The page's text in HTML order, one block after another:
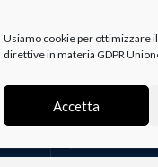
Usiamo cookie per ottimizzare
direttive in materia GDPR
Accetta
Spedizioni
Resi e
Termini e